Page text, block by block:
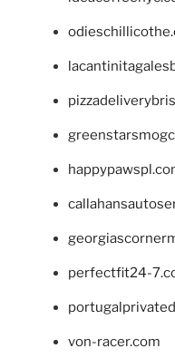
perfectfit24-
von-racer.com